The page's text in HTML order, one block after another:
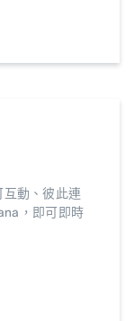
互動、彼此連
，即可即時